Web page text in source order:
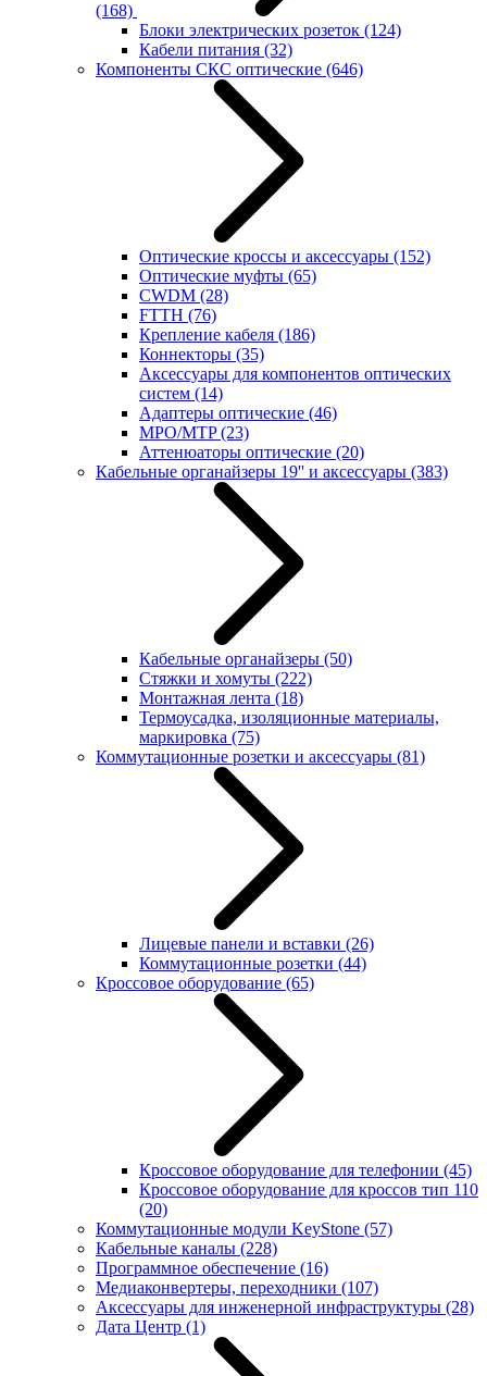
(168)
Блоки электрических розеток (124)
Кабели питания (32)
Компоненты СКС оптические (646)
Оптические кроссы и аксессуары (152)
Оптические муфты (65)
CWDM (28)
FTTH (76)
Крепление кабеля (186)
Коннекторы (35)
Аксессуары для компонентов оптических
систем (14)
Адаптеры оптические (46)
MPO/MTP(23)
Аттенюаторы оптические (20)
Кабельные органайзеры 19'' и аксессуары (383)
Кабельные органайзеры (50)
Стяжки и хомуты (222)
Монтажная лента (18)
Термоусадка, изоляционные материалы,
маркировка (75)
Коммутационные розетки и аксессуары (81)
Лицевые панели и вставки (26)
Коммутационные розетки (44)
Кроссовое оборудование (65)
Кроссовое оборудование для телефонии (45)
Кроссовое оборудование для кроссов тип 110
(20)
Коммутационные модули KeyStone (57)
Кабельные каналы (228)
Программное обеспечение (16)
Медиаконвертеры, переходники (107)
Аксессуары для инженерной инфраструктуры (28)
Дата Центр (1)